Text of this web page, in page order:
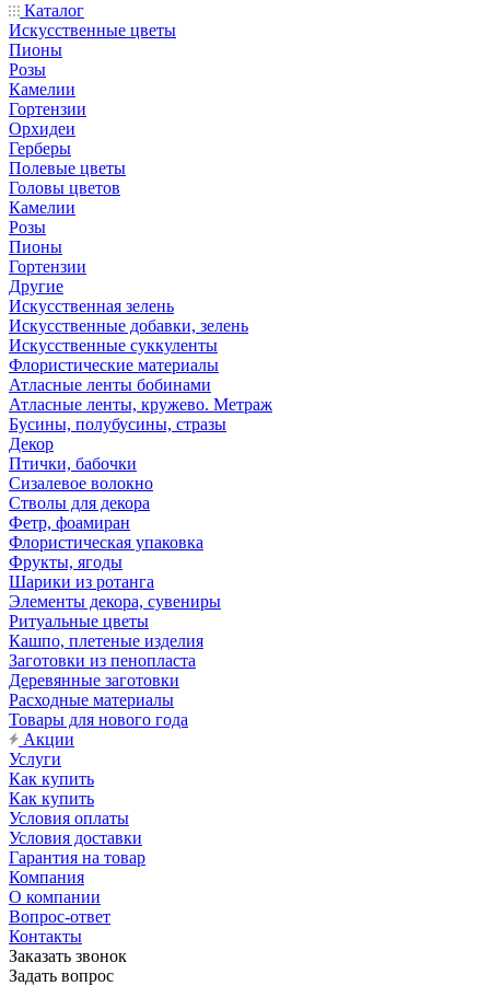
Каталог
Искусственные цветы
Пионы
Розы
Камелии
Гортензии
Орхидеи
Герберы
Полевые цветы
Головы цветов
Камелии
Розы
Пионы
Гортензии
Другие
Искусственная зелень
Искусственные добавки, зелень
Искусственные суккуленты
Флористические материалы
Атласные ленты бобинами
Атласные ленты, кружево. Метраж
Бусины, полубусины, стразы
Декор
Птички, бабочки
Сизалевое волокно
Стволы для декора
Фетр, фоамиран
Флористическая упаковка
Фрукты, ягоды
Шарики из ротанга
Элементы декора, сувениры
Ритуальные цветы
Кашпо, плетеные изделия
Заготовки из пенопласта
Деревянные заготовки
Расходные материалы
Товары для нового года
Акции
Услуги
Как купить
Как купить
Условия оплаты
Условия доставки
Гарантия на товар
Компания
О компании
Вопрос-ответ
Контакты
Заказать звонок
Задать вопрос